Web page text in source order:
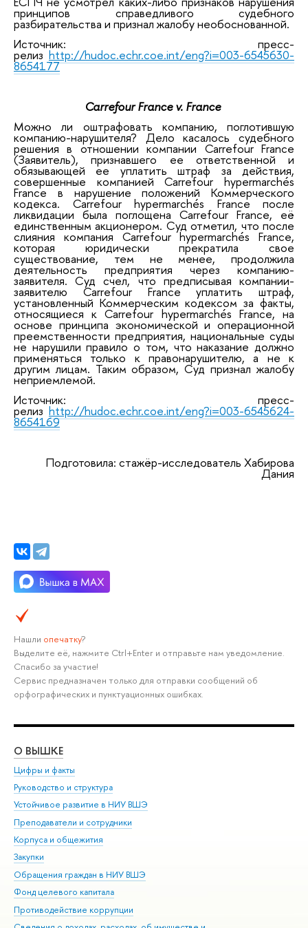
принципов справедливого судебного
разбирательства и признал жалобу необоснованной.
Источник: пресс-
релиз http://hudoc.echr.coe.int/eng?i=003-6545630-
8654177
Carrefour France v. France
Можно ли оштрафовать компанию, поглотившую
компанию-нарушителя? Дело касалось судебного
решения в отношении компании Carrefour France
(Заявитель), признавшего ее ответственной и
обязывающей ее уплатить штраф за действия,
совершенные компанией Carrefour hypermarchés
France в нарушение положений Коммерческого
кодекса. Carrefour hypermarchés France после
ликвидации была поглощена Carrefour France, её
единственным акционером. Суд отметил, что после
слияния компания Carrefour hypermarchés France,
которая юридически прекратила свое
существование, тем не менее, продолжила
деятельность предприятия через компанию-
заявителя. Суд счел, что предписывая компании-
заявителю Carrefour France уплатить штраф,
установленный Коммерческим кодексом за факты,
относящиеся к Carrefour hypermarchés France, на
основе принципа экономической и операционной
преемственности предприятия, национальные суды
не нарушили правило о том, что наказание должно
применяться только к правонарушителю, а не к
другим лицам. Таким образом, Суд признал жалобу
неприемлемой.
Источник: пресс-
релиз http://hudoc.echr.coe.int/eng?i=003-6545624-
8654169
Подготовила: стажёр-исследователь Хабирова
Дания
Нашли опечатку?
Выделите её, нажмите Ctrl+Enter и отправьте нам уведомление.
Спасибо за участие!
Сервис предназначен только для отправки сообщений об
орфографических и пунктуационных ошибках.
О ВЫШКЕ
Цифры и факты
Руководство и структура
Устойчивое развитие в НИУ ВШЭ
Преподаватели и сотрудники
Корпуса и общежития
Закупки
Обращения граждан в НИУ ВШЭ
Фонд целевого капитала
Противодействие коррупции